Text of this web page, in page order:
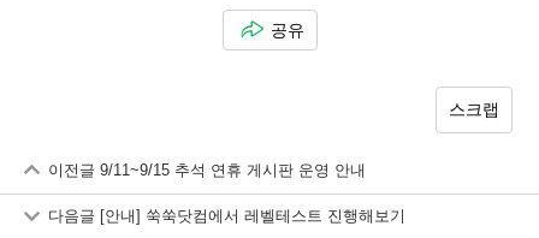
공유
스크랩
이전글 9/11~9/15 추석 연휴 게시판 운영 안내
다음글 [안내] 쑥쑥닷컴에서 레벨테스트 진행해보기